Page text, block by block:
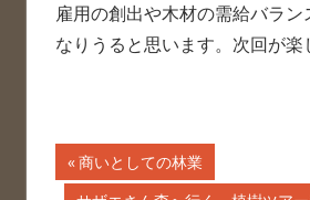
雇用の創出や木材の需給バラン
なりうると思います。次回が楽
投前
の
商いとしての林業